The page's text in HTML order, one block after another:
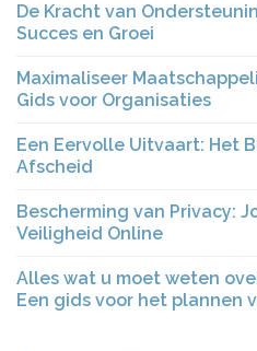
De Kracht van
Succes en Groei
Maximaliseer
Gids voor Organisaties
Een Eervolle Uitvaart: Het
Afscheid
Bescherming van Privacy:
Veiligheid Online
Alles wat u moet weten
Een gids voor het plannen